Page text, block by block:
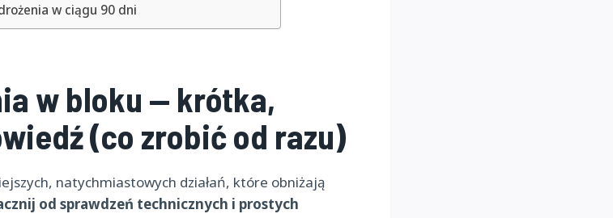
w ciągu 90 dni
w bloku — krótka,
(co zrobić od razu)
natychmiastowych działań, które obniżają
od sprawdzeń technicznych i prostych